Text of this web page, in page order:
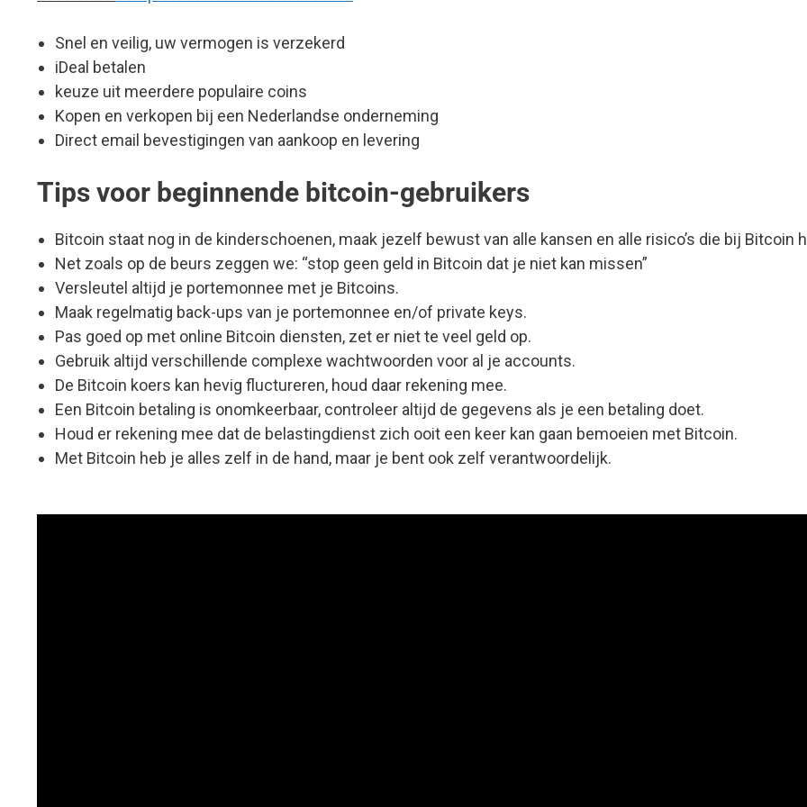
Snel en veilig, uw vermogen is verzekerd
iDeal betalen
keuze uit meerdere populaire coins
Kopen en verkopen bij een Nederlandse onderneming
Direct email bevestigingen van aankoop en levering
Tips voor beginnende bitcoin-gebruikers
Bitcoin staat nog in de kinderschoenen, maak jezelf bewust van alle kansen en alle risico’s die bij Bitcoin
Net zoals op de beurs zeggen we: “stop geen geld in Bitcoin dat je niet kan missen”
Versleutel altijd je portemonnee met je Bitcoins.
Maak regelmatig back-ups van je portemonnee en/of private keys.
Pas goed op met online Bitcoin diensten, zet er niet te veel geld op.
Gebruik altijd verschillende complexe wachtwoorden voor al je accounts.
De Bitcoin koers kan hevig fluctureren, houd daar rekening mee.
Een Bitcoin betaling is onomkeerbaar, controleer altijd de gegevens als je een betaling doet.
Houd er rekening mee dat de belastingdienst zich ooit een keer kan gaan bemoeien met Bitcoin.
Met Bitcoin heb je alles zelf in de hand, maar je bent ook zelf verantwoordelijk.